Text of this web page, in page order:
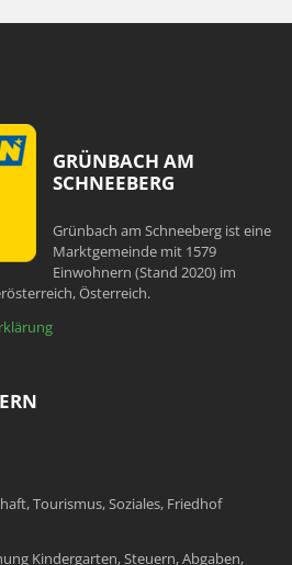
GRÜNBACH AM
SCHNEEBERG
Grünbach am Schneeberg ist eine
Marktgemeinde mit 1579
Einwohnern (Stand 2020) im
Österreich.
Tourismus, Soziales, Friedhof
Kindergarten, Steuern, Abgaben,